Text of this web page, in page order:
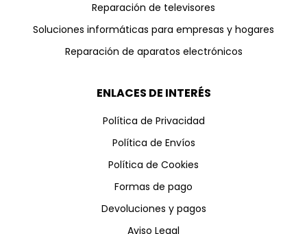
Reparación de televisores
Soluciones informáticas para empresas y hogares
Reparación de aparatos electrónicos
ENLACES DE INTERÉS
Política de Privacidad
Política de Envíos
Política de Cookies
Formas de pago
Devoluciones y pagos
Aviso Legal